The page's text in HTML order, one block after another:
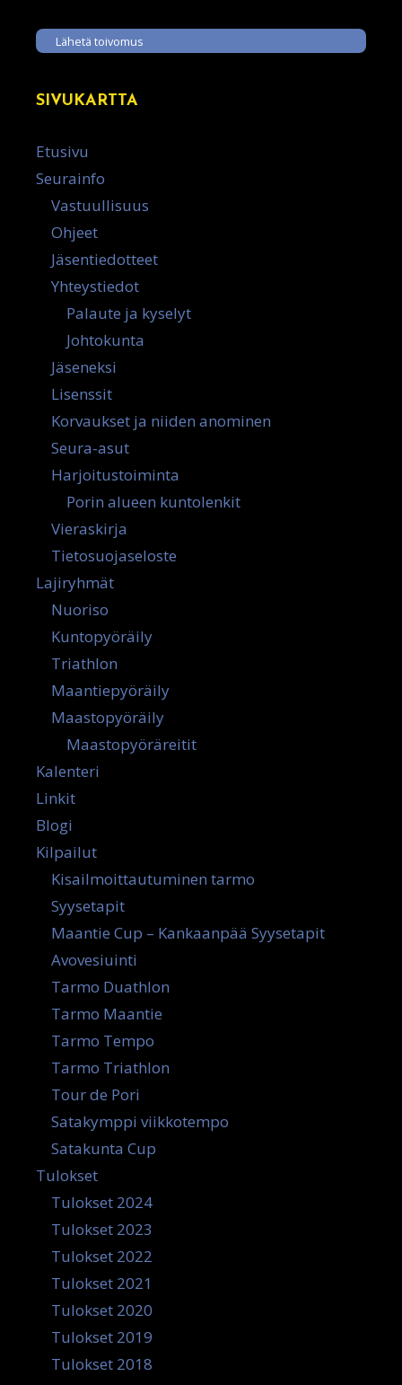
Lähetä toivomus
SIVUKARTTA
Etusivu
Seurainfo
Vastuullisuus
Ohjeet
Jäsentiedotteet
Yhteystiedot
Palaute ja kyselyt
Johtokunta
Jäseneksi
Lisenssit
Korvaukset ja niiden anominen
Seura-asut
Harjoitustoiminta
Porin alueen kuntolenkit
Vieraskirja
Tietosuojaseloste
Lajiryhmät
Nuoriso
Kuntopyöräily
Triathlon
Maantiepyöräily
Maastopyöräily
Maastopyöräreitit
Kalenteri
Linkit
Blogi
Kilpailut
Kisailmoittautuminen tarmo
Syysetapit
Maantie Cup – Kankaanpää Syysetapit
Avovesiuinti
Tarmo Duathlon
Tarmo Maantie
Tarmo Tempo
Tarmo Triathlon
Tour de Pori
Satakymppi viikkotempo
Satakunta Cup
Tulokset
Tulokset 2024
Tulokset 2023
Tulokset 2022
Tulokset 2021
Tulokset 2020
Tulokset 2019
Tulokset 2018